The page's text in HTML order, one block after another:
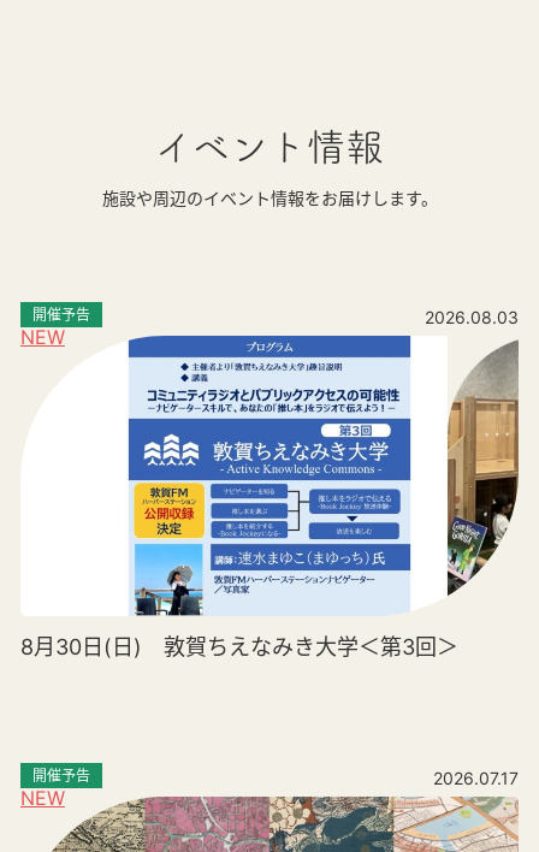
イベント情報
施設や周辺のイベント情報をお届けします。
NEW
開催予告 2026.08.03
8月30日(日) 敦賀ちえなみき大学＜第3回＞
NEW
開催予告 2026.07.17